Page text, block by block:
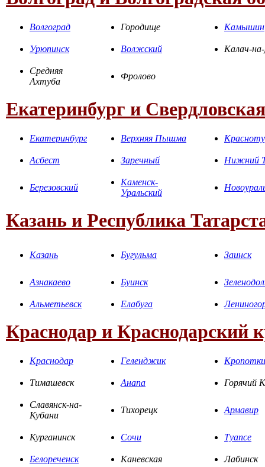
Волгоград Городище Камышин
Урюпинск Волжский Калач-
Средняя
Ахтуба
Фролово
Екатеринбург и
Екатеринбург Верхняя Пышма
Асбест Заречный Нижний
Березовский
Каменск-
Уральский
Казань и Республика
Казань Бугульма Заинск
Азнакаево Буинск
Альметьевск Елабуга
Краснодар и Краснодарский
Краснодар Геленджик
Тимашевск Анапа Горячий
Славянск-на-
Кубани
Тихорецк Армавир
Курганинск Сочи Туапсе
Белореченск Каневская Лабинск